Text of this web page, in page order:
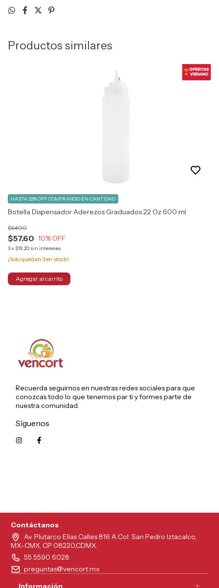
Productos similares
Botella Dispensador Aderezos Graduados 22 Oz 600 ml
$57.60
$64.00
10% OFF
3x $19.20 sin intereses
HASTA 32% OFFCOMPRANDO EN CANTIDAD
¡Solo quedan 3en stock!
Recuerda seguirnos en nuestras redes sociales para que
conozcas todo lo que tenemos par ti y formes parte de
nuestra comunidad.
Síguenos
Contáctanos
Av. Plutarco Elías Calles 816 A Col. San Pedro Iztacalco,
MX-CMX, CP 08220,CDMX.
55 5590 6028
preguntas@vencort.mx
Información